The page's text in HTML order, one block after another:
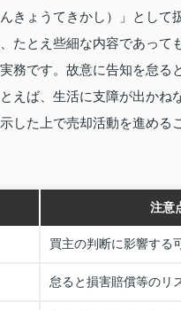
きょうてきかし）」として
たとえ些細な内容であって
務です。故意に告知を怠る
えば、生活に支障が出かね
した上で売却活動を進める
注意
買主の判断に影響する
怠ると損害賠償等のリ